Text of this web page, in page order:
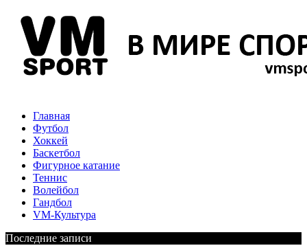
Главная
Футбол
Хоккей
Баскетбол
Фигурное катание
Теннис
Волейбол
Гандбол
VM-Культура
Последние записи